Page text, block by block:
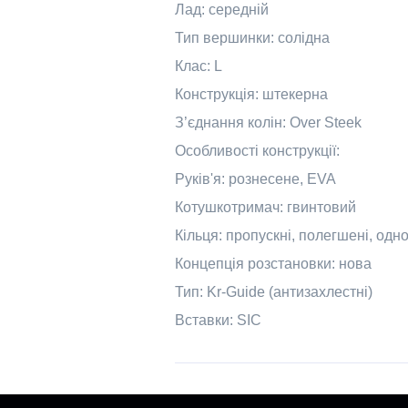
Лад: середній
Тип вершинки: солідна
Клас: L
Конструкція: штекерна
З’єднання колін: Over Steek
Особливості конструкції:
Руків'я: рознесене, EVA
Котушкотримач: гвинтовий
Кільця: пропускні, полегшені,
Концепція розстановки: нова
Тип: Kr-Guide (антизахлестні)
Вставки: SIC